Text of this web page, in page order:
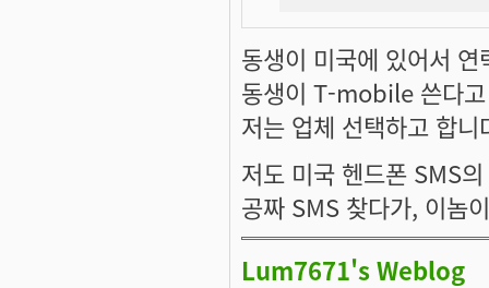
동생이 미국에 있어서
동생이 T-mobile 쓴다
저는 업체 선택하고 합니
저도 미국 헨드폰 SMS
공짜 SMS 찾다가, 이놈
Lum7671's Weblog